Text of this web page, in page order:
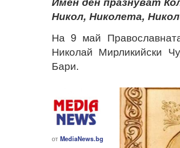
Никол, Николета,
На 9 май
Николай Мирликийски
Бари.
от MediaNews.bg